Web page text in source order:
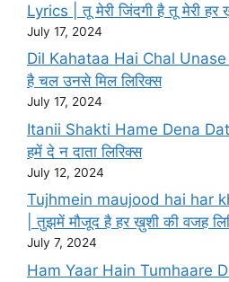
Lyrics | तू मेरी जिंदगी है तू मेरी हर
July 17, 2024
Dil Kahataa Hai Chal Unase
है चल उनसे मिल लिरिक्स
July 17, 2024
Itanii Shakti Hame Dena
हमें दे न दाता लिरिक्स
July 12, 2024
Tujhmein maujood hai har
| तुझमें मौजूद है हर ख़ुशी की वजह
July 7, 2024
Ham Yaar Hain Tumhaare